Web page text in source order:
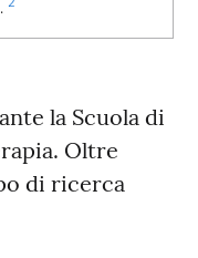
la Scuola di
Oltre
di ricerca